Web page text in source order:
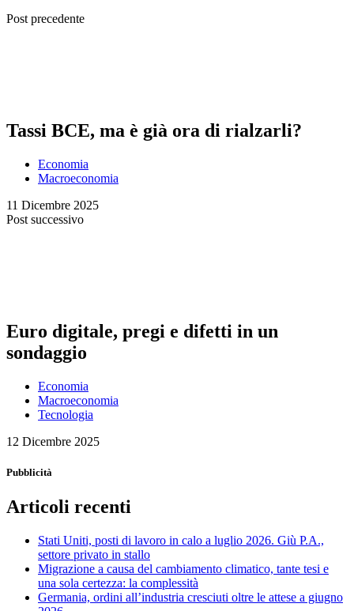
Post precedente
Tassi BCE, ma è già ora di rialzarli?
Economia
Macroeconomia
11 Dicembre 2025
Post successivo
Euro digitale, pregi e difetti in un
sondaggio
Economia
Macroeconomia
Tecnologia
12 Dicembre 2025
Pubblicità
Articoli recenti
Stati Uniti, posti di lavoro in calo a luglio 2026. Giù P.A.,
settore privato in stallo
Migrazione a causa del cambiamento climatico, tante tesi e
una sola certezza: la complessità
Germania, ordini all’industria cresciuti oltre le attese a giugno